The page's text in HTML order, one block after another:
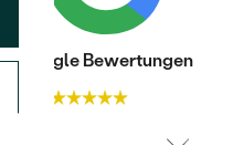
Natürlich
Google Bewertungen